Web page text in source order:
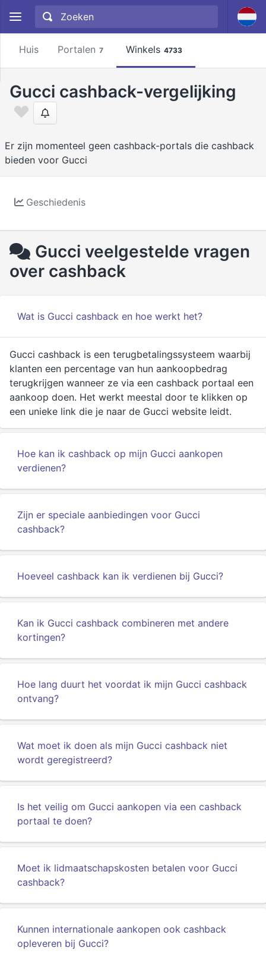
Huis Portalen 7 Winkels 4733
Gucci cashback-vergelijking
Er zijn momenteel geen cashback-portals die cashback
bieden voor Gucci
Geschiedenis
Gucci veelgestelde vragen
over cashback
Wat is Gucci cashback en hoe werkt het?
Gucci cashback is een terugbetalingssysteem waarbij
klanten een percentage van hun aankoopbedrag
terugkrijgen wanneer ze via een cashback portaal een
aankoop doen. Het werkt meestal door te klikken op
een unieke link die je naar de Gucci website leidt.
Hoe kan ik cashback op mijn Gucci aankopen
verdienen?
Zijn er speciale aanbiedingen voor Gucci
cashback?
Hoeveel cashback kan ik verdienen bij Gucci?
Kan ik Gucci cashback combineren met andere
kortingen?
Hoe lang duurt het voordat ik mijn Gucci cashback
ontvang?
Wat moet ik doen als mijn Gucci cashback niet
wordt geregistreerd?
Is het veilig om Gucci aankopen via een cashback
portaal te doen?
Moet ik lidmaatschapskosten betalen voor Gucci
cashback?
Kunnen internationale aankopen ook cashback
opleveren bij Gucci?